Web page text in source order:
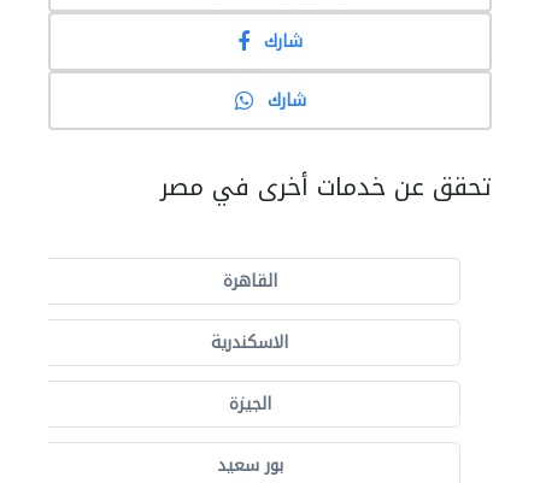
شارك
شارك
تحقق عن خدمات أخرى في مصر
القاهرة
الاسكندرية
الجيزة
بور سعيد